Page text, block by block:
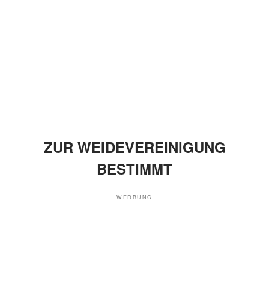
ZUR WEIDEVEREINIGUNG
BESTIMMT
WERBUNG